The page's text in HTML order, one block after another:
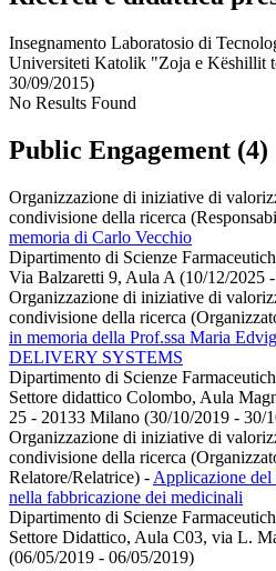
Insegnamento Laboratosio di
Universiteti Katolik "Zoja e Këshillit
30/09/2015)
No Results Found
Public Engagement (4)
Organizzazione di iniziative di
condivisione della ricerca
memoria di Carlo Vecchio
Dipartimento di Scienze
Via Balzaretti 9, Aula A (10/12/2025
Organizzazione di iniziative di
condivisione della ricerca
in memoria della Prof.ssa Maria
DELIVERY SYSTEMS
Dipartimento di Scienze
Settore didattico Colombo, Aula
25 - 20133 Milano (30/10/2019 - 30/
Organizzazione di iniziative di
condivisione della ricerca
Relatore/Relatrice) - Applicazione
nella fabbricazione dei medicinali
Dipartimento di Scienze
Settore Didattico, Aula C03, via L.
(06/05/2019 - 06/05/2019)